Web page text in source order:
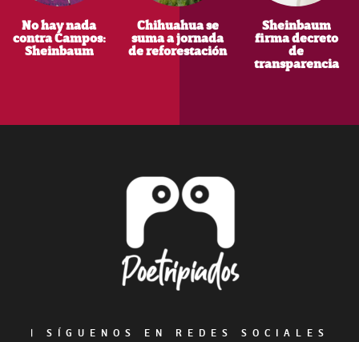
No hay nada
contra Campos:
Sheinbaum
Chihuahua se
suma a jornada
de reforestación
Sheinbaum
firma decreto
de
transparencia
|
SÍGUENOS EN REDES SOCIALES